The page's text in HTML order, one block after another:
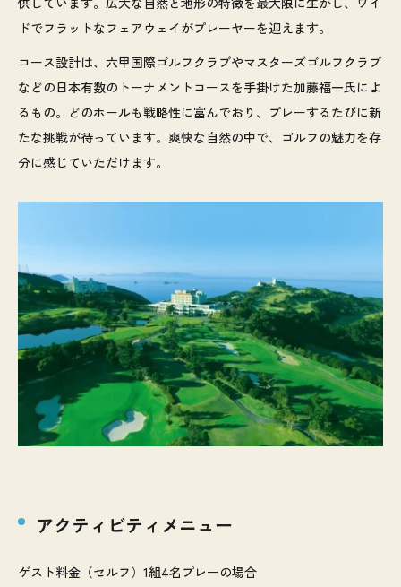
ドでフラットなフェアウェイがプレーヤーを迎えます。
コース設計は、六甲国際ゴルフクラブやマスターズゴルフクラブ
などの日本有数のトーナメントコースを手掛けた加藤福一氏によ
るもの。どのホールも戦略性に富んでおり、プレーするたびに新
たな挑戦が待っています。爽快な自然の中で、ゴルフの魅力を存
分に感じていただけます。
アクティビティメニュー
ゲスト料金（セルフ）1組4名プレーの場合